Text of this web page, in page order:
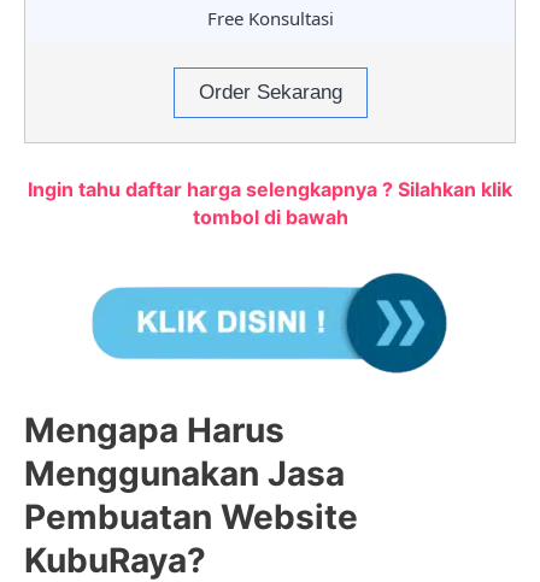
Free Konsultasi
Order Sekarang
Ingin tahu daftar harga selengkapnya ? Silahkan klik
tombol di bawah
Mengapa Harus
Menggunakan Jasa
Pembuatan Website
KubuRaya?